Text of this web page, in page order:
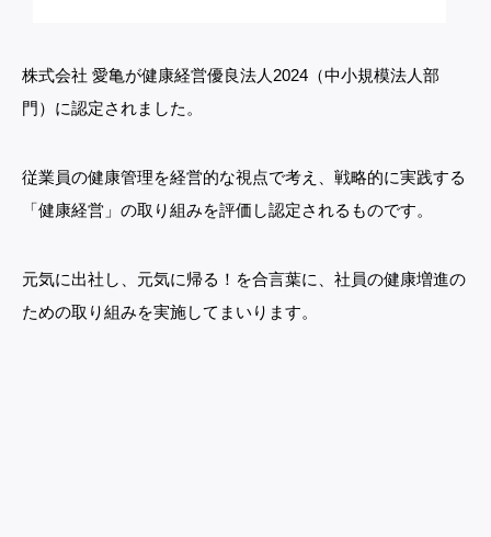
株式会社 愛亀が健康経営優良法人2024（中小規模法人部
門）に認定されました。
従業員の健康管理を経営的な視点で考え、戦略的に実践する
「健康経営」の取り組みを評価し認定されるものです。
元気に出社し、元気に帰る！を合言葉に、社員の健康増進の
ための取り組みを実施してまいります。